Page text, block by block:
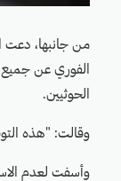
من جانبها، دعت
الفوري عن جميع
الحوثيين.
وقالت: "هذه
وأسفت لعدم